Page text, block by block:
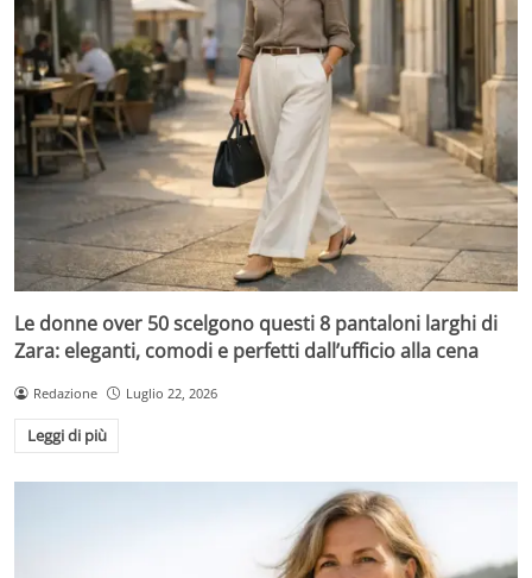
Le donne over 50 scelgono questi 8 pantaloni larghi di
Zara: eleganti, comodi e perfetti dall’ufficio alla cena
Redazione Luglio 22, 2026
Leggi di più